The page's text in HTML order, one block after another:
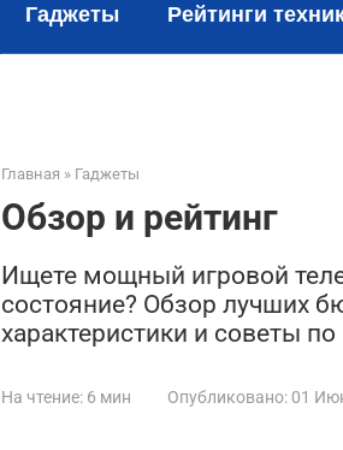
Гаджеты Рейтинги
Главная » Гаджеты
Обзор и рейтинг
Ищете мощный игровой
состояние? Обзор лучших
характеристики и советы
На чтение: 6 мин Опубликовано: 01